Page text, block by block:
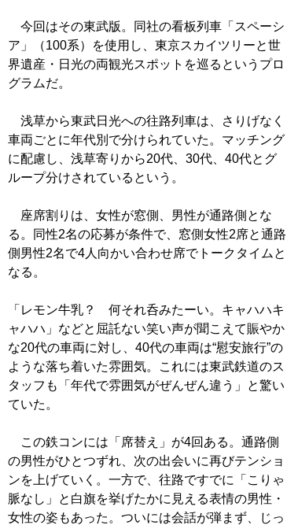
今回はその東武版。同社の看板列車「スペーシ
ア」（100系）を使用し、東京スカイツリーと世
界遺産・日光の両観光スポットを巡るというプロ
グラムだ。
浅草から東武日光への往路列車は、さりげなく
車両ごとに年代別で分けられていた。マッチング
に配慮し、浅草寄りから20代、30代、40代とグ
ループ分けされているという。
座席割りは、女性が窓側、男性が通路側とな
る。同性2名の応募が条件で、窓側女性2席と通路
側男性2名で4人向かい合わせ席でトークタイムと
なる。
「レモン牛乳？ 何それ呑みたーい。キャハハキ
ャハハ」などと屈託ない笑い声が聞こえて賑やか
な20代の車両に対し、40代の車両は“慰安旅行”の
ような落ち着いた雰囲気。これには東武鉄道のス
タッフも「年代で雰囲気がぜんぜん違う」と驚い
ていた。
この鉄コンには「席替え」が4回ある。通路側
の男性がひとつずれ、次の出会いに再びテンショ
ンを上げていく。一方で、往路ですでに「こりゃ
脈なし」と白旗を挙げたかに見える表情の男性・
女性の姿もあった。ついには会話が弾まず、じっ